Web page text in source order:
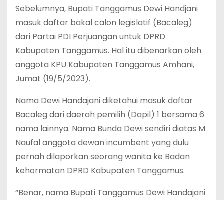
Sebelumnya, Bupati Tanggamus Dewi Handjani
masuk daftar bakal calon legislatif (Bacaleg)
dari Partai PDI Perjuangan untuk DPRD
Kabupaten Tanggamus. Hal itu dibenarkan oleh
anggota KPU Kabupaten Tanggamus Amhani,
Jumat (19/5/2023).
Nama Dewi Handajani diketahui masuk daftar
Bacaleg dari daerah pemilih (Dapil) 1 bersama 6
nama lainnya. Nama Bunda Dewi sendiri diatas M
Naufal anggota dewan incumbent yang dulu
pernah dilaporkan seorang wanita ke Badan
kehormatan DPRD Kabupaten Tanggamus.
“Benar, nama Bupati Tanggamus Dewi Handajani